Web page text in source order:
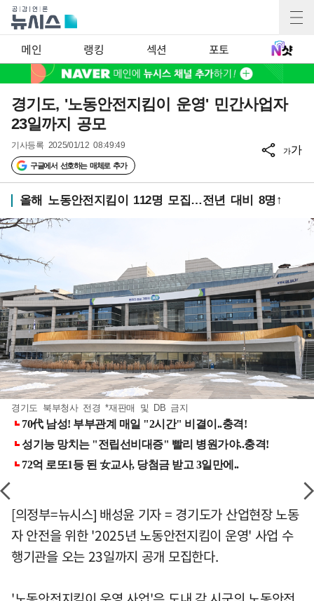
메인 랭킹 섹션 포토
경기도, '노동안전지킴이 운영' 민간사업자
23일까지 공모
기사등록 2025/01/12 08:49:49
구글에서 선호하는 매체로 추가
가가
올해 노동안전지킴이 112명 모집…전년 대비 8명↑
경기도 북부청사 전경 *재판매 및 DB 금지
[의정부=뉴시스] 배성윤 기자 = 경기도가 산업현장 노동
자 안전을 위한 '2025년 노동안전지킴이 운영' 사업 수
행기관을 오는 23일까지 공개 모집한다.